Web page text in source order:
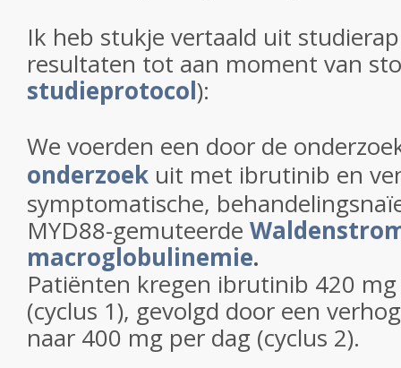
Ik heb stukje vertaald uit
resultaten tot aan moment van
studieprotocol):
We voerden een door de
onderzoek uit met ibrutinib en
symptomatische,
MYD88-gemuteerde
macroglobulinemie.
Patiënten kregen ibrutinib 420 mg
(cyclus 1), gevolgd door een
naar 400 mg per dag (cyclus 2).